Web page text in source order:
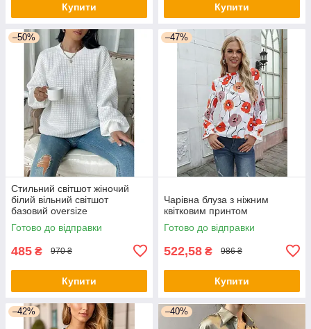
Купити Купити
–50%
Стильний світшот жіночий
білий вільний світшот
базовий oversize
Готово до відправки
485 ₴ 970 ₴
Купити
–47%
Чарівна блуза з ніжним
квітковим принтом
Готово до відправки
522,58 ₴ 986 ₴
Купити
–42% –40%